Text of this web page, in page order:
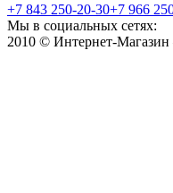
+7 843 250-20-30+7 966
Мы в социальных сетях:
2010 © Интернет-